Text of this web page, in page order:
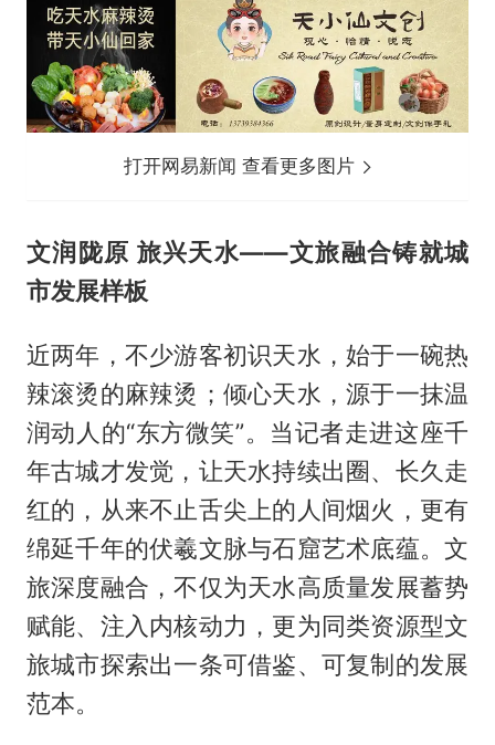
打开网易新闻 查看更多图片
文润陇原 旅兴天水——文旅融合铸就城
市发展样板
近两年，不少游客初识天水，始于一碗热
辣滚烫的麻辣烫；倾心天水，源于一抹温
润动人的“东方微笑”。当记者走进这座千
年古城才发觉，让天水持续出圈、长久走
红的，从来不止舌尖上的人间烟火，更有
绵延千年的伏羲文脉与石窟艺术底蕴。文
旅深度融合，不仅为天水高质量发展蓄势
赋能、注入内核动力，更为同类资源型文
旅城市探索出一条可借鉴、可复制的发展
范本。